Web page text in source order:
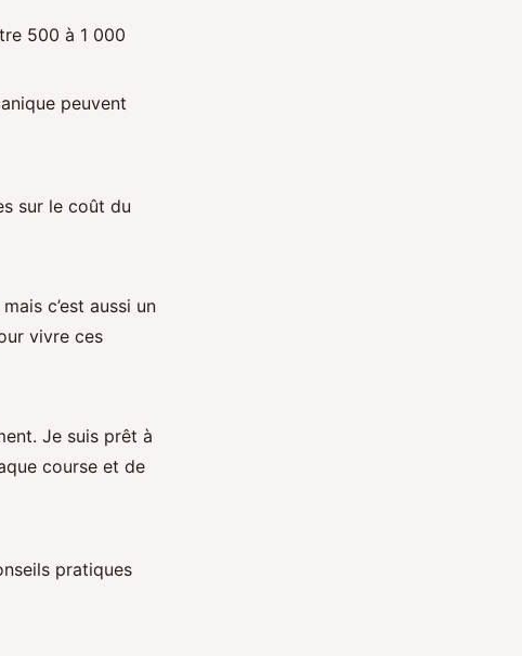
500 à 1 000
peuvent
sur le coût du
c’est aussi un
vivre ces
Je suis prêt à
course et de
pratiques